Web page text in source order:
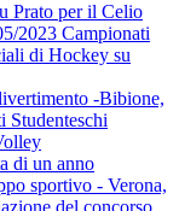
Prato per il Celio
2023 Campionati
di Hockey su
-Bibione,
Studenteschi
di un anno
sportivo - Verona,